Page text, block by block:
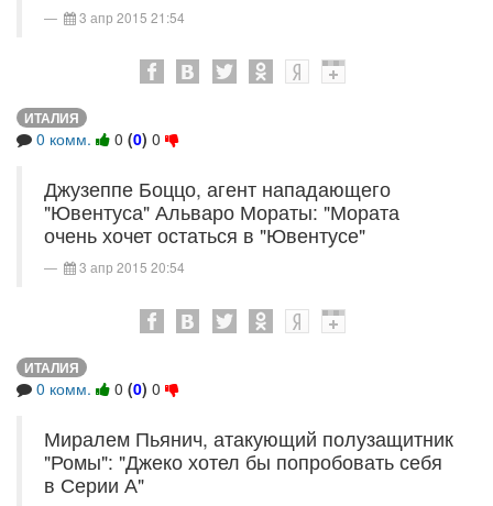
3 апр 2015 21:54
ИТАЛИЯ
0 комм. 0 (0) 0
Джузеппе Боццо, агент нападающего
"Ювентуса" Альваро Мораты: "Мората
очень хочет остаться в "Ювентусе"
3 апр 2015 20:54
ИТАЛИЯ
0 комм. 0 (0) 0
Миралем Пьянич, атакующий полузащитник
"Ромы": "Джеко хотел бы попробовать себя
в Серии А"